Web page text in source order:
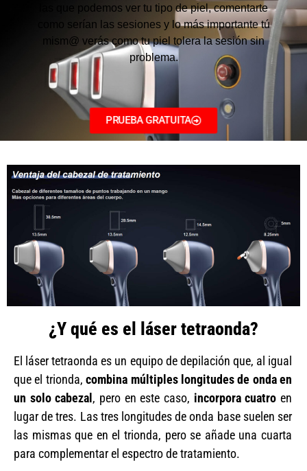
las que podemos ver tu tipo de piel, comentarte
como serían las sesiones y lo más importante tú
mism@ verás como tu piel tolera la sesión sin
problema.
PRUEBA GRATUITA
¿Y qué es el láser tetraonda?
El láser tetraonda es un equipo de depilación que, al igual
que el trionda,combina múltiples longitudes de onda en
un solo cabezal , pero en este caso, incorpora cuatro en
lugar de tres. Las tres longitudes de onda base suelen ser
las mismas que en el trionda, pero se añade una cuarta
para complementar el espectro de tratamiento.